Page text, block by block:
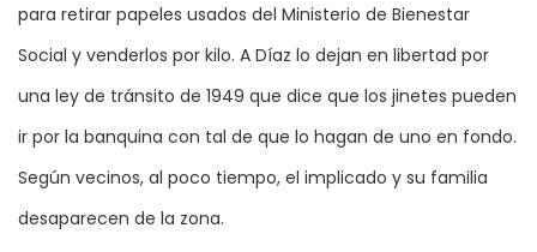
para retirar papeles usados del Ministerio de Bienestar
Social y venderlos por kilo. A Díaz lo dejan en libertad por
una ley de tránsito de 1949 que dice que los jinetes pueden
ir por la banquina con tal de que lo hagan de uno en fondo.
Según vecinos, al poco tiempo, el implicado y su familia
desaparecen de la zona.